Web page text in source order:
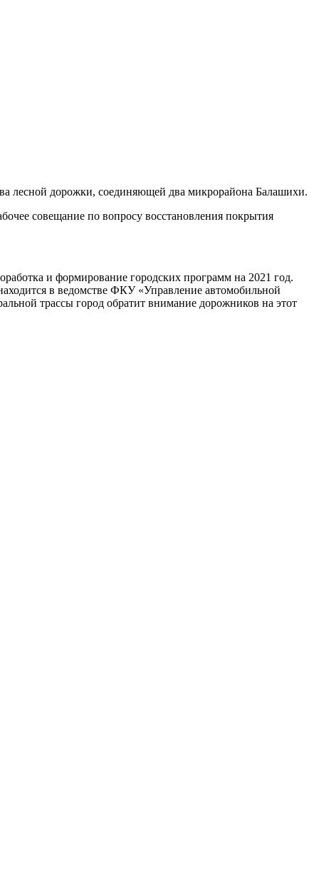
лесной дорожки, соединяющей два микрорайона Балашихи.
совещание по вопросу восстановления покрытия
и формирование городских программ на 2021 год.
в ведомстве ФКУ «Управление автомобильной
трассы город обратит внимание дорожников на этот